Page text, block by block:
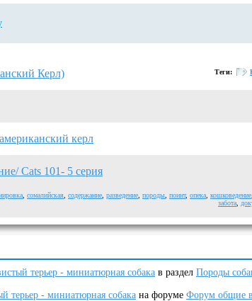
Керл) Теги:
керл
Cats 101- 5 серия
сомалийская содержание разведение породы поинт, опека кошковедение
забота
терьер - миниатюрная собака в раздел Породы
терьер - миниатюрная собака на форуме Форум общие